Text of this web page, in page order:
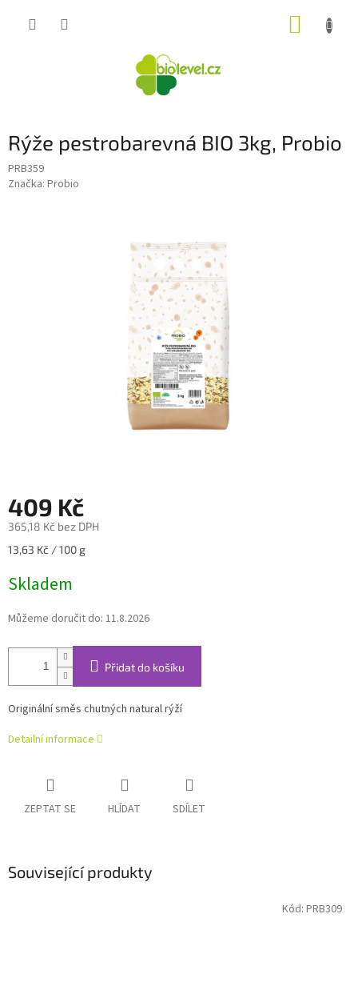
Rýže pestrobarevná BIO 3kg, Probio
PRB359
Značka: Probio
409 Kč
365,18 Kč bez DPH
Měrná
13,63 Kč / 100 g
Skladem
Můžeme doručit do: 11.8.2026
Přidat do košíku
Originální směs chutných natural rýží
Detailní informace
ZEPTAT SE HLÍDAT SDÍLET
Související produkty
Kód: PRB309